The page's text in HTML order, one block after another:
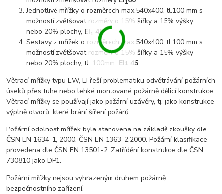
1
Jednotlivé mřížky o rozměrech max.540x400, tl.100 mm s
možností zvětšovat rozměry o 15% šířky a 15% výšky
nebo 20% plochy, EI1 45
Sestavy z mřížek o rozměrech max.540x400, tl.100 mm s
možností zvětšovat rozměry o 15% šířky a 15% výšky
nebo 20% plochy, tl. 100mm EI1 45
Větrací mřížky typu EW, EI řeší problematiku odvětrávání požárních
úseků přes tuhé nebo lehké montované požárně dělicí konstrukce.
Větrací mřížky se používají jako požární uzávěry, tj. jako konstrukce
výplně otvorů, které brání šíření požárů.
Požární odolnost mřížek byla stanovena na základě zkoušky dle
ČSN EN 1634-1, 2000, ČSN EN 1363-2,2000. Požární klasifikace
provedena dle ČSN EN 13501-2. Zatřídění konstrukce dle ČSN
730810 jako DP1.
Požární mřížky nejsou vyhrazeným druhem požárně
bezpečnostního zařízení.